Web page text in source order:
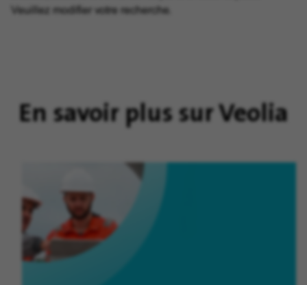
Veuillez modifier votre recherche.
En savoir plus sur Veolia